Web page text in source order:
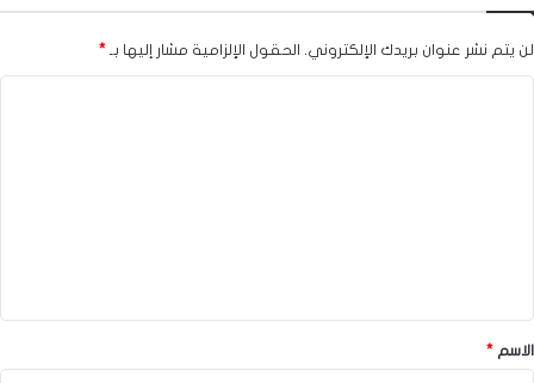
لن يتم نشر عنوان بريدك الإلكتروني. الحقول الإلزامية مشار إليها بـ *
*الاسم *